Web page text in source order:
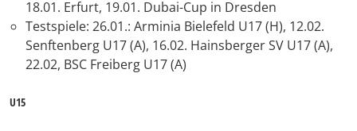
18.01. Erfurt, 19.01. Dubai-Cup in Dresden
Testspiele: 26.01.: Arminia Bielefeld U17 (H), 12.02.
Senftenberg U17 (A), 16.02. Hainsberger SV U17 (A),
22.02, BSC Freiberg U17 (A)
U15